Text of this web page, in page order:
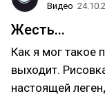
Видео
Жесть...
Как я мог такое
выходит.
настоящей